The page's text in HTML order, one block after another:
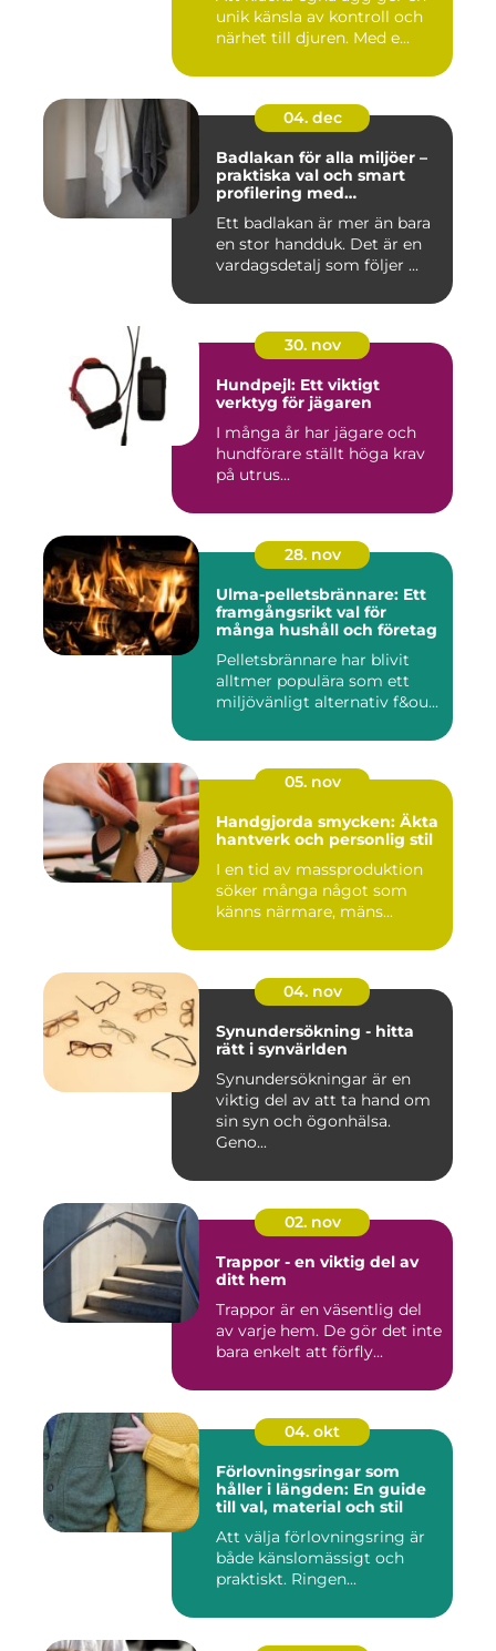
unik känsla av kontroll och
närhet till djuren. Med e...
04. dec
Badlakan för alla miljöer –
praktiska val och smart
profilering med
Ett badlakan är mer än bara
en stor handduk. Det är en
vardagsdetalj som följer ...
30. nov
Hundpejl: Ett viktigt
verktyg för jägaren
I många år har jägare och
hundförare ställt höga krav
på utrus...
28. nov
Ulma-pelletsbrännare: Ett
framgångsrikt val för
många hushåll och företag
Pelletsbrännare har blivit
alltmer populära som ett
miljövänligt alternativ f&ou...
05. nov
Handgjorda smycken: Äkta
hantverk och personlig stil
I en tid av massproduktion
söker många något som
känns närmare, mäns...
04. nov
Synundersökning - hitta
rätt i synvärlden
Synundersökningar är en
viktig del av att ta hand om
sin syn och ögonhälsa.
Geno...
02. nov
Trappor - en viktig del av
ditt hem
Trappor är en väsentlig del
av varje hem. De gör det inte
bara enkelt att förfly...
04. okt
Förlovningsringar som
håller i längden: En guide
till val, material och stil
Att välja förlovningsring är
både känslomässigt och
praktiskt. Ringen...